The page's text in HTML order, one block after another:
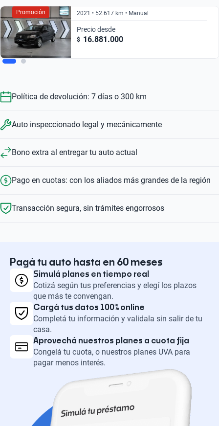
Promoción 2021 • 52.617 km • Manual
Precio desde
$ 16.881.000
Política de devolución: 7 días o 300 km
Auto inspeccionado legal y mecánicamente
Bono extra al entregar tu auto actual
Pago en cuotas: con los aliados más grandes de la región
Transacción segura, sin trámites engorrosos
Pagá tu auto hasta en 60 meses
Simulá planes en tiempo real
Cotizá según tus preferencias y elegí los plazos
que más te convengan.
Cargá tus datos 100% online
Completá tu información y validala sin salir de tu
casa.
Aprovechá nuestros planes a cuota fija
Congelá tu cuota, o nuestros planes UVA para
pagar menos interés.